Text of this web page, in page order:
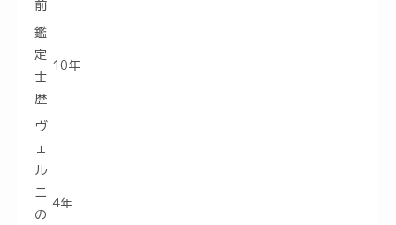
前
鑑
定
士
歴
10年
ヴ
ェ
ル
ニ
の
4年